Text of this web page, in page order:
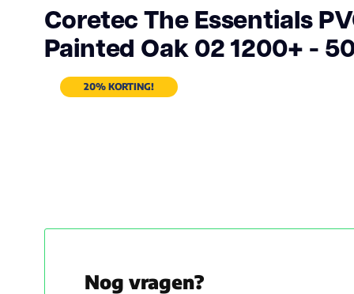
Coretec The Essentials
Painted Oak 02 1200+ -
20% KORTING!
Nog vragen?